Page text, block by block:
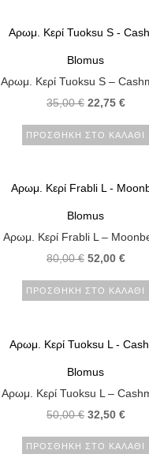
Blomus
Αρωμ. Κερί Tuoksu S –
35,00€ 22,75 €
ΠΡΟΣΘΉΚΗ ΣΤΟ ΚΑΛΆΘΙ
Blomus
Αρωμ. Κερί Frabli L –
80,00€ 52,00 €
ΠΡΟΣΘΉΚΗ ΣΤΟ ΚΑΛΆΘΙ
Blomus
Αρωμ. Κερί Tuoksu L –
50,00€ 32,50 €
ΠΡΟΣΘΉΚΗ ΣΤΟ ΚΑΛΆΘΙ